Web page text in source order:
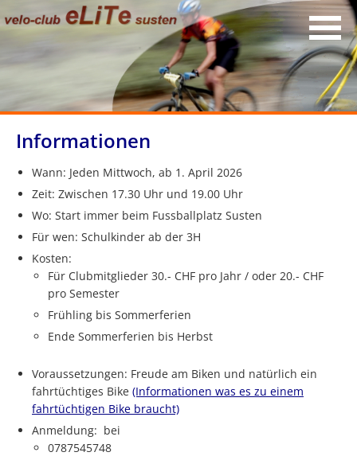
Informationen
Wann: Jeden Mittwoch, ab 1. April 2026
Zeit: Zwischen 17.30 Uhr und 19.00 Uhr
Wo: Start immer beim Fussballplatz Susten
Für wen: Schulkinder ab der 3H
Kosten:
Für Clubmitglieder 30.- CHF pro Jahr / oder 20.- CHF
pro Semester
Frühling bis Sommerferien
Ende Sommerferien bis Herbst
Voraussetzungen: Freude am Biken und natürlich ein
fahrtüchtiges Bike (Informationen was es zu einem
fahrtüchtigen Bike braucht)
Anmeldung: bei
0787545748